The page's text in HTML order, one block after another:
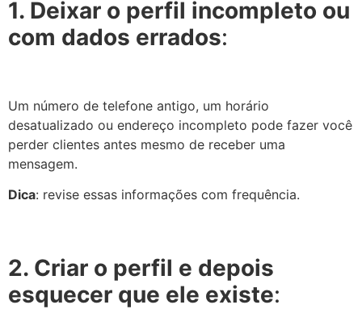
1. Deixar o perfil incompleto ou
com dados errados:
Um número de telefone antigo, um horário
desatualizado ou endereço incompleto pode fazer você
perder clientes antes mesmo de receber uma
mensagem.
Dica: revise essas informações com frequência.
2. Criar o perfil e depois
esquecer que ele existe: